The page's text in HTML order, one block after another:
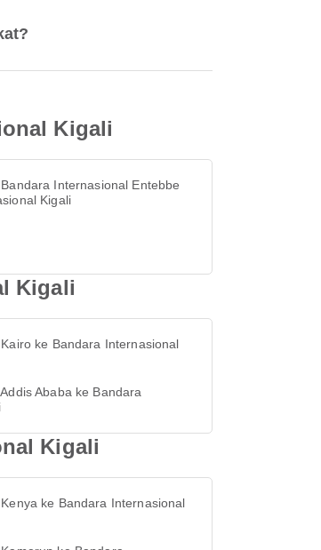
Kigali
Internasional Entebbe
Kigali
Kigali
ke Bandara Internasional
Ababa ke Bandara
Kigali
ke Bandara Internasional